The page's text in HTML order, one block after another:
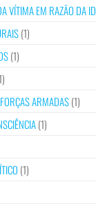
VÍTIMA EM RAZÃO DA
(1)
(1)
ARMADAS(1)
(1)
(1)